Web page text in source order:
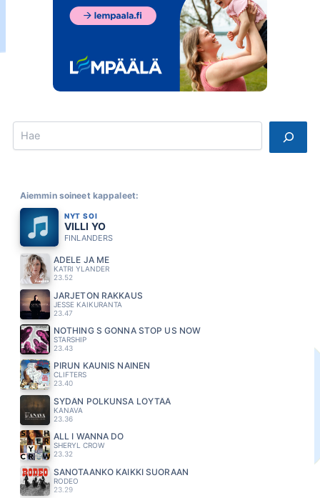
Search
Aiemmin soineet kappaleet:
NYT SOI
VILLI YO
FINLANDERS
ADELE JA ME
KATRI YLANDER
23.52
JÄRJETÖN RAKKAUS
JESSE KAIKURANTA
23.47
NOTHING S GONNA STOP US NOW
STARSHIP
23.43
PIRUN KAUNIS NAINEN
CLIFTERS
23.40
SYDÄN POLKUNSA LÖYTÄÄ
KANAVA
23.36
ALL I WANNA DO
SHERYL CROW
23.32
SANOTAANKO KAIKKI SUORAAN
RODEO
23.29